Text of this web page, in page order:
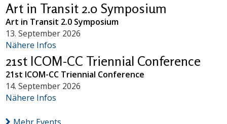
Art in Transit 2.0 Symposium
Art in Transit 2.0 Symposium
13. September 2026
Nähere Infos
21st ICOM-CC Triennial Conference
21st ICOM-CC Triennial Conference
14. September 2026
Nähere Infos